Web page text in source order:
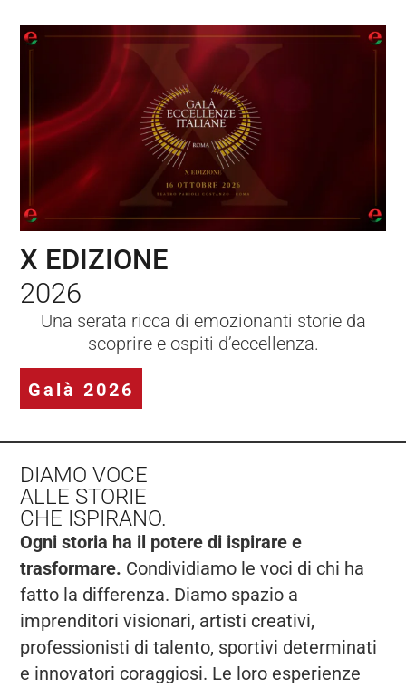
X EDIZIONE
2026
Una serata ricca di emozionanti storie da
scoprire e ospiti d’eccellenza.
Galà 2026
DIAMO VOCE
ALLE STORIE
CHE ISPIRANO.
Ogni storia ha il potere di ispirare e
trasformare. Condividiamo le voci di chi ha
fatto la differenza. Diamo spazio a
imprenditori visionari, artisti creativi,
professionisti di talento, sportivi determinati
e innovatori coraggiosi. Le loro esperienze